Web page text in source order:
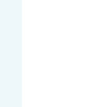
de
buurt van
Wilson?
buurt van Place